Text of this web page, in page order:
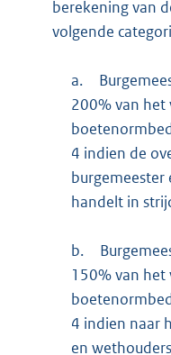
berekening van
volgende
a.
200% van het
4 indien de
handelt in
b.
150% van het
4 indien naar
en